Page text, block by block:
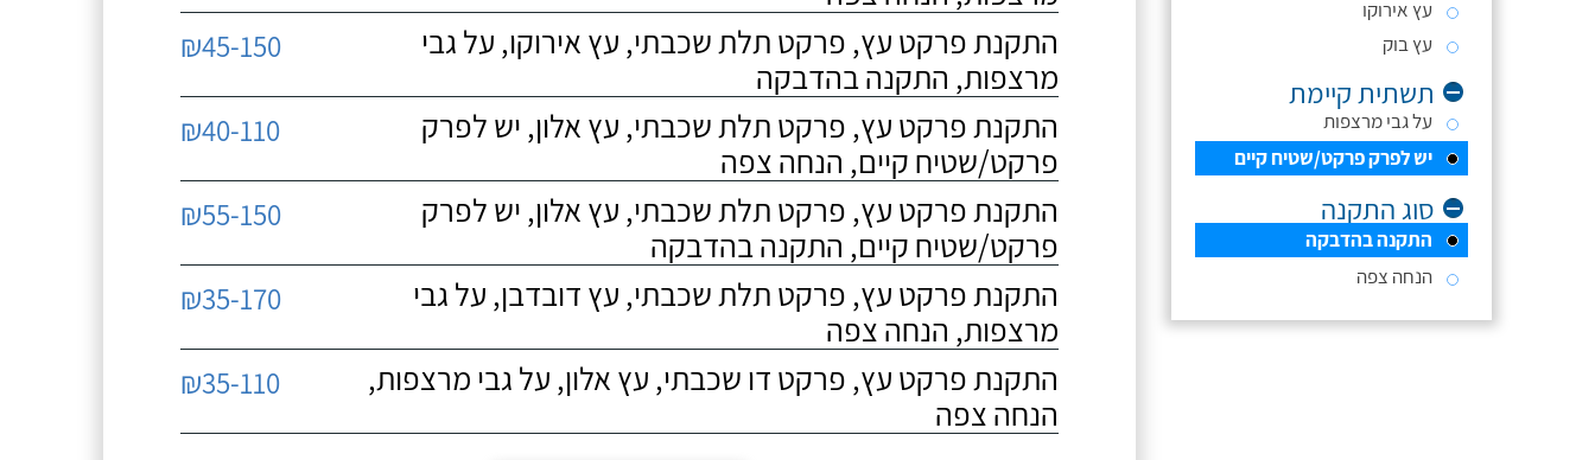
עץ אירוקו
עץ בוק
תשתית קיימת
על גבי מרצפות
יש לפרק פרקט/שטיח קיים
סוג התקנה
התקנה בהדבקה
הנחה צפה
התקנת פרקט עץ, פרקט תלת שכבתי, עץ אירוקו, על גבי
מרצפות, התקנה בהדבקה
₪45-150
התקנת פרקט עץ, פרקט תלת שכבתי, עץ אלון, יש לפרק
פרקט/שטיח קיים, הנחה צפה
₪40-110
התקנת פרקט עץ, פרקט תלת שכבתי, עץ אלון, יש לפרק
פרקט/שטיח קיים, התקנה בהדבקה
₪55-150
התקנת פרקט עץ, פרקט תלת שכבתי, עץ דובדבן, על גבי
מרצפות, הנחה צפה
₪35-170
התקנת פרקט עץ, פרקט דו שכבתי, עץ אלון, על גבי מרצפות,
הנחה צפה
₪35-110